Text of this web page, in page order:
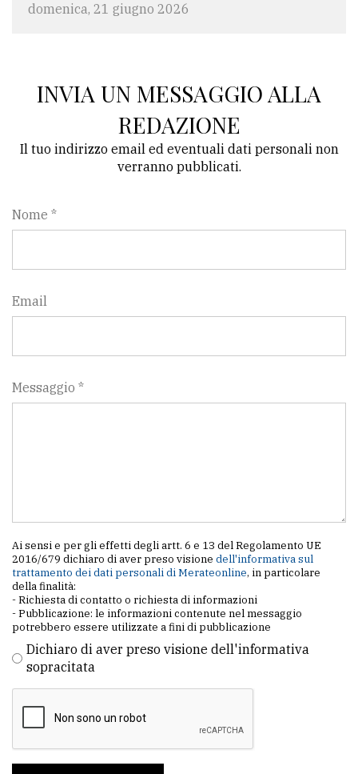
Privacy
Cookie
policy
domenica, 21 giugno 2026
INVIA UN MESSAGGIO ALLA
REDAZIONE
Il tuo indirizzo email ed eventuali dati personali non
verranno pubblicati.
Nome *
Email
Messaggio *
Ai sensi e per gli effetti degli artt. 6 e 13 del Regolamento UE
2016/679 dichiaro di aver preso visione dell'informativa sul
trattamento dei dati personali di Merateonline, in particolare
della finalità:
- Richiesta di contatto o richiesta di informazioni
- Pubblicazione: le informazioni contenute nel messaggio
potrebbero essere utilizzate a fini di pubblicazione
Dichiaro di aver preso visione dell'informativa
sopracitata